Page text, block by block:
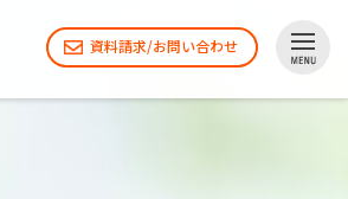
資料請求/お問い合わせ